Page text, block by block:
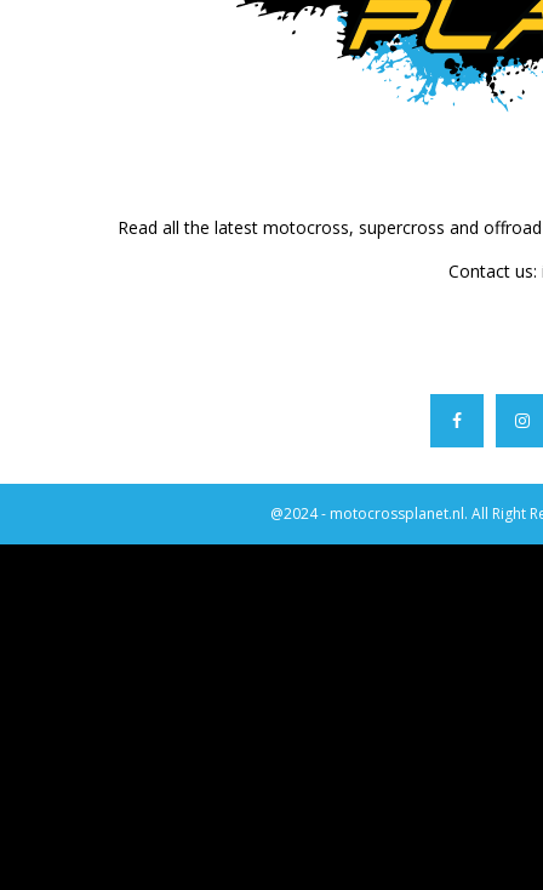
Read all the latest motocross, supercross and
Contact us:
@2024 - motocrossplanet.nl. All Right